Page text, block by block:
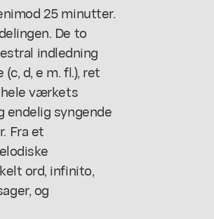
25 minutter.
De to
indledning
d, e m. fl.), ret
værkets
endelig syngende
Fra et
ord, infinito,
og